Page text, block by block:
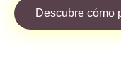
Descubre cómo